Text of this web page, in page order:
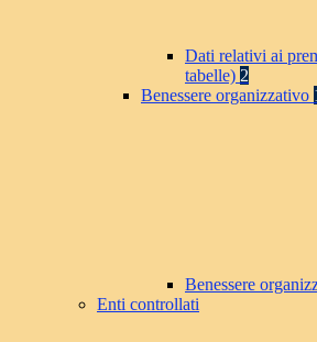
Dati relativi ai
tabelle) 2
Benessere organizzativo
Benessere
Enti controllati